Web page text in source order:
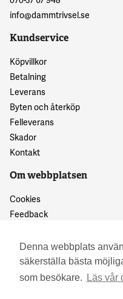
Denna webbplats
säkerställa bästa
som besökare.
Läs vår
info@dammtrivsel.se
Kundservice
Köpvillkor
Betalning
Leverans
Byten och återköp
Felleverans
Skador
Kontakt
Om webbplatsen
Cookies
Feedback